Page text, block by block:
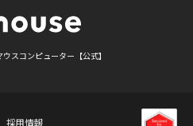
スコンピューター【公式】
採用情報